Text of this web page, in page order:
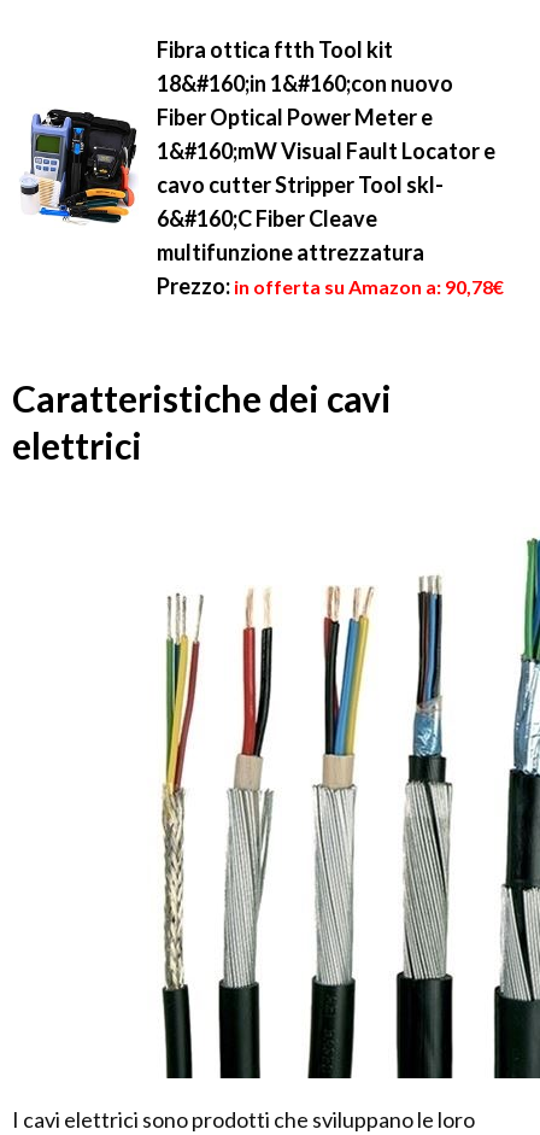
Fibra ottica ftth Tool kit
18&#160;in 1&#160;con nuovo
Fiber Optical Power Meter e
1&#160;mW Visual Fault Locator e
cavo cutter Stripper Tool skl-
6&#160;C Fiber Cleave
multifunzione attrezzatura
Prezzo: in offerta su Amazon a: 90,78€
Caratteristiche dei cavi
elettrici
I cavi elettrici sono prodotti che sviluppano le loro